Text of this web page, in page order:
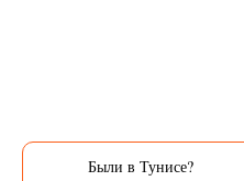
Были в Тунисе?